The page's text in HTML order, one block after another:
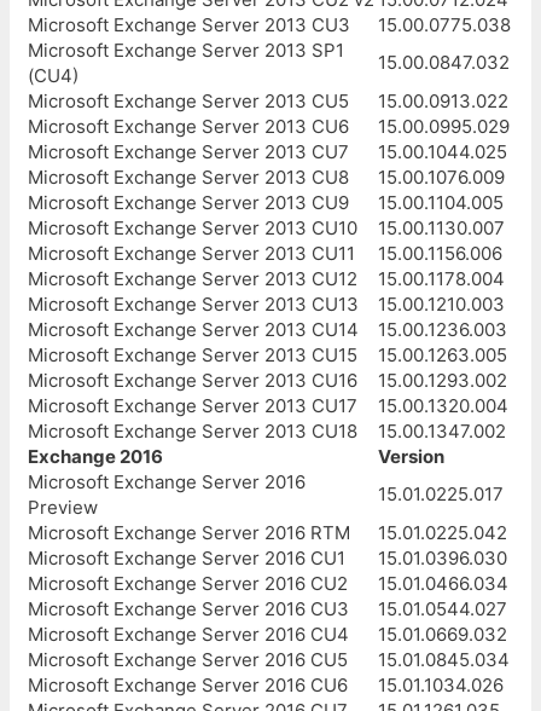
Microsoft Exchange Server 2013 CU3
15.00.0775.038
Microsoft Exchange Server 2013 SP1
(CU4)
15.00.0847.032
Microsoft Exchange Server 2013 CU5
15.00.0913.022
Microsoft Exchange Server 2013 CU6
15.00.0995.029
Microsoft Exchange Server 2013 CU7
15.00.1044.025
Microsoft Exchange Server 2013 CU8
15.00.1076.009
Microsoft Exchange Server 2013 CU9
15.00.1104.005
Microsoft Exchange Server 2013 CU10
15.00.1130.007
Microsoft Exchange Server 2013 CU11
15.00.1156.006
Microsoft Exchange Server 2013 CU12
15.00.1178.004
Microsoft Exchange Server 2013 CU13
15.00.1210.003
Microsoft Exchange Server 2013 CU14
15.00.1236.003
Microsoft Exchange Server 2013 CU15
15.00.1263.005
Microsoft Exchange Server 2013 CU16
15.00.1293.002
Microsoft Exchange Server 2013 CU17
15.00.1320.004
Microsoft Exchange Server 2013 CU18
15.00.1347.002
Exchange 2016
Version
Microsoft Exchange Server 2016
Preview
15.01.0225.017
Microsoft Exchange Server 2016 RTM
15.01.0225.042
Microsoft Exchange Server 2016 CU1
15.01.0396.030
Microsoft Exchange Server 2016 CU2
15.01.0466.034
Microsoft Exchange Server 2016 CU3
15.01.0544.027
Microsoft Exchange Server 2016 CU4
15.01.0669.032
Microsoft Exchange Server 2016 CU5
15.01.0845.034
Microsoft Exchange Server 2016 CU6
15.01.1034.026